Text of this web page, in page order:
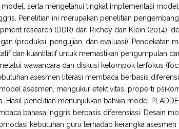
serta mengetahui tingkat implementasi
Penelitian ini merupakan penelitian
research (DDR) dari Richey dan Klein (2014),
(produksi, pengujian, dan evaluasi). Pendekatan
dan kuantitatif untuk memastikan pengumpulan
wawancara dan diskusi kelompok terfokus
asesmen literasi membaca berbasis
asesmen, mengukur efektivitas, properti
Hasil penelitian menunjukkan bahwa model
bahasa Inggris berbasis diferensiasi. Desain
kebutuhan guru terhadap kerangka